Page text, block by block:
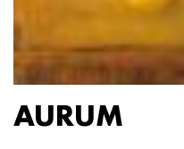
AURUM